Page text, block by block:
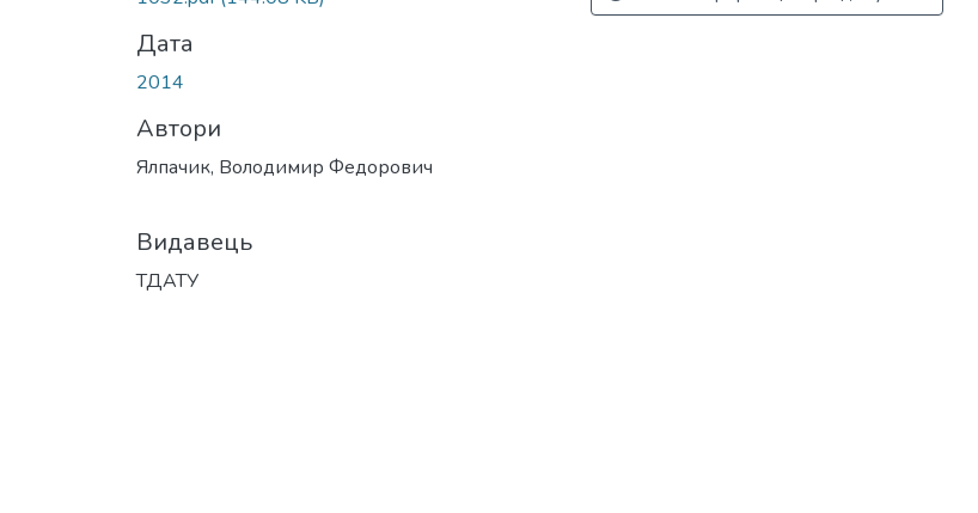
Дата
2014
Автори
Ялпачик, Володимир Федорович
Видавець
ТДАТУ